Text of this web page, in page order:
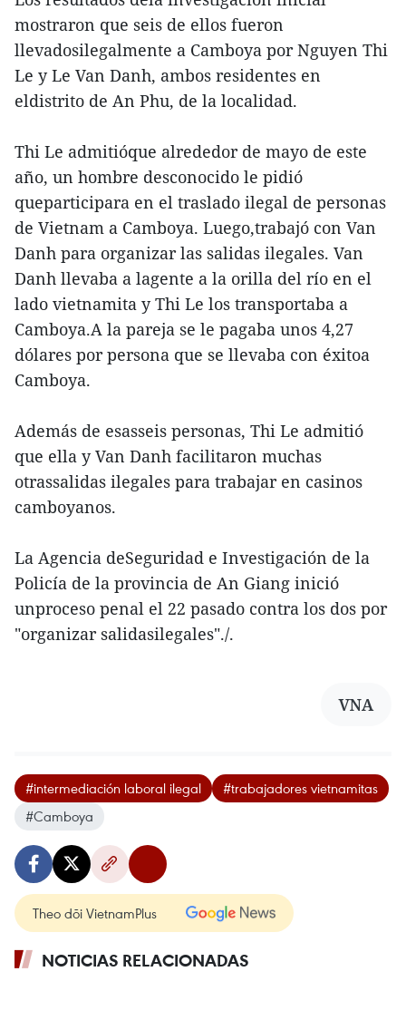
mostraron que seis de ellos fueron
llevadosilegalmente a Camboya por Nguyen Thi
Le y Le Van Danh, ambos residentes en
eldistrito de An Phu, de la localidad.
Thi Le admitióque alrededor de mayo de este
año, un hombre desconocido le pidió
queparticipara en el traslado ilegal de personas
de Vietnam a Camboya. Luego,trabajó con Van
Danh para organizar las salidas ilegales. Van
Danh llevaba a lagente a la orilla del río en el
lado vietnamita y Thi Le los transportaba a
Camboya.A la pareja se le pagaba unos 4,27
dólares por persona que se llevaba con éxitoa
Camboya.
Además de esasseis personas, Thi Le admitió
que ella y Van Danh facilitaron muchas
otrassalidas ilegales para trabajar en casinos
camboyanos.
La Agencia deSeguridad e Investigación de la
Policía de la provincia de An Giang inició
unproceso penal el 22 pasado contra los dos por
"organizar salidasilegales"./.
VNA
#intermediación laboral ilegal
#trabajadores vietnamitas
#Camboya
Theo dõi VietnamPlus
NOTICIAS RELACIONADAS